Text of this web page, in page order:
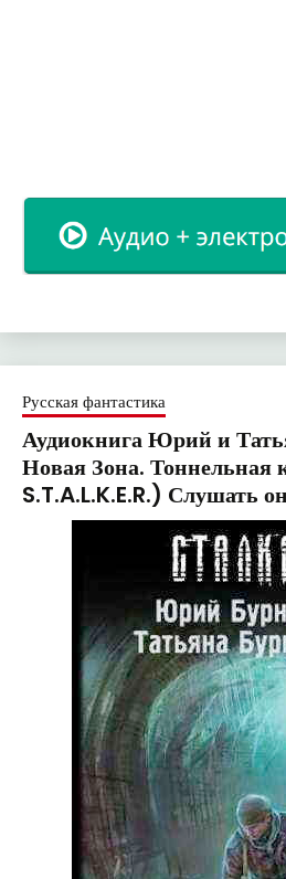
Русская фантастика
Аудиокнига Юрий и
Новая Зона. Тоннельная
S.T.A.L.K.E.R.) Слушать